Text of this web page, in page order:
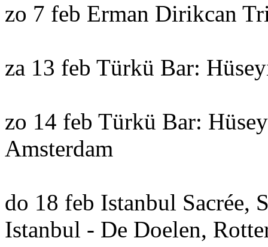
zo 7 feb Erman Dirikcan
za 13 feb Türkü Bar:
zo 14 feb Türkü Bar:
Amsterdam
do 18 feb Istanbul Sacrée,
Istanbul - De Doelen,